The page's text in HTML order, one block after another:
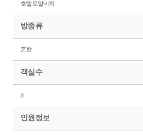
호텔로얄비치
방종류
혼합
객실수
8
인원정보